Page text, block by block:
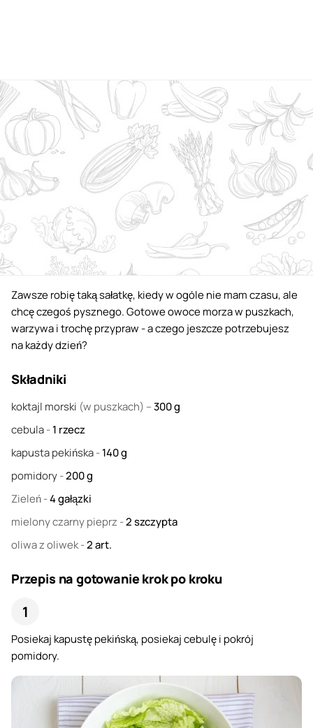
Zawsze robię taką sałatkę, kiedy w ogóle nie mam czasu, ale
chcę czegoś pysznego. Gotowe owoce morza w puszkach,
warzywa i trochę przypraw - a czego jeszcze potrzebujesz
na każdy dzień?
Składniki
koktajl morski (w puszkach) –300g
cebula-1 rzecz
kapusta pekińska-140g
pomidory-200g
Zieleń-4gałązki
mielony czarny pieprz -2szczypta
oliwa z oliwek-2art.
Przepis na gotowanie krok po kroku
Posiekaj kapustę pekińską, posiekaj cebulę i pokrój
pomidory.